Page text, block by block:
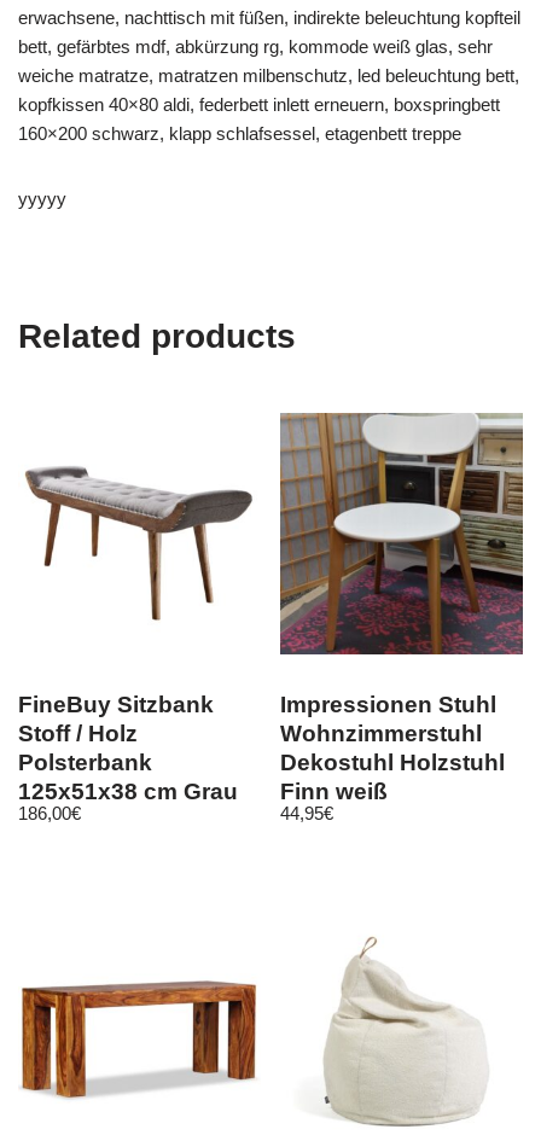
erwachsene, nachttisch mit füßen, indirekte beleuchtung kopfteil
bett, gefärbtes mdf, abkürzung rg, kommode weiß glas, sehr
weiche matratze, matratzen milbenschutz, led beleuchtung bett,
kopfkissen 40×80 aldi, federbett inlett erneuern, boxspringbett
160×200 schwarz, klapp schlafsessel, etagenbett treppe
yyyyy
Related products
FineBuy Sitzbank
Stoff / Holz
Polsterbank
125x51x38 cm Grau
Bettbank Flurbank
186,00€
Impressionen Stuhl
Wohnzimmerstuhl
Dekostuhl Holzstuhl
Finn weiß
44,95€